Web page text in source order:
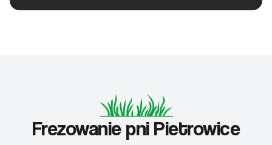
Frezowanie pni Pietrowice